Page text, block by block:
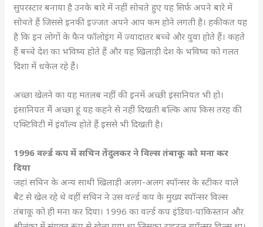
सुपरस्टार बनाया है उनके बारे में नहीं सोचते हुए यह सिर्फ अपने बारे में
सोचते हैं जिससे इनकी इज्जत अपने आप कम होने लगती है। हकीकत यह
है कि इन लोगों के फैन फॉलोइंग में ज्यादातर बच्चे और युवा होते हैं। कहते
हैं बच्चे देश का भविष्य होते हैं और यह खिलाड़ी देश के भविष्य को गलत
दिशा में धकेल रहे हैं।
अच्छा खेलने का यह मतलब नहीं की इनमें अच्छी इंसानियत भी हो।
इंसानियत मैं अच्छा हूं यह कहने से नहीं दिखती बल्कि आप किस तरह की
एक्टिविटी में इंवॉल्व होते हैं इससे भी दिखती है।
1996 वर्ल्ड कप में सचिन तेंदुलकर ने विल्स तंबाकू को मना कर
दिया
जहां सचिन के अन्य साथी खिलाड़ी अलग-अलग स्पॉन्सर के स्टीकर वाले
बैट से खेल रहे थे वहीं सचिन ने उस वर्ल्ड कप के मुख्य स्पॉन्सर विल्स
तंबाकू को ही मना कर दिया। 1996 का वर्ल्ड कप इंडिया-पाकिस्तान और